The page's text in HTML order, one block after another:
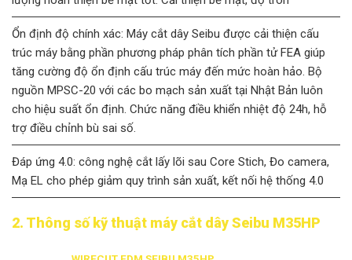
Ổn định độ chính xác: Máy cắt dây Seibu được cải thiện cấu
trúc máy bằng phần phương pháp phân tích phần tử FEA giúp
tăng cường độ ổn định cấu trúc máy đến mức hoàn hảo. Bộ
nguồn MPSC-20 với các bo mạch sản xuất tại Nhật Bản luôn
cho hiệu suất ổn định. Chức năng điều khiển nhiệt độ 24h, hỗ
trợ điều chỉnh bù sai số.
Đáp ứng 4.0: công nghệ cắt lấy lõi sau Core Stich, Đo camera,
Mạ EL cho phép giảm quy trình sản xuất, kết nối hệ thống 4.0
2. Thông số kỹ thuật máy cắt dây Seibu M35HP